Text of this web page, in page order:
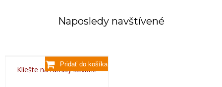
Naposledy navštívené
Kliešte na rámiky kované